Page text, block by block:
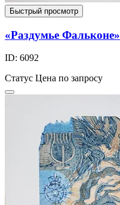
Быстрый просмотр
«Раздумье Фальконе»
ID: 6092
Статус Цена по запросу